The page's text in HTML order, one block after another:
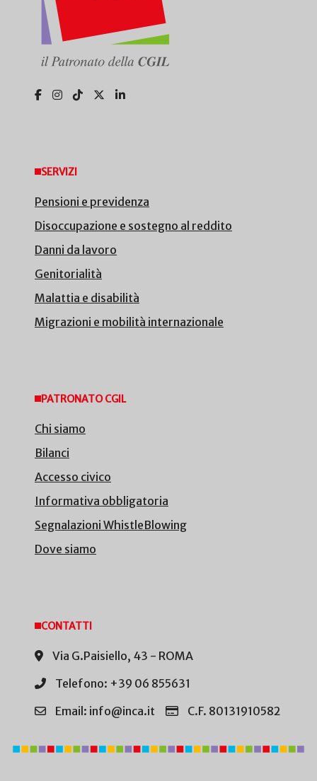
SERVIZI
Pensioni e previdenza
Disoccupazione e sostegno al reddito
Danni da lavoro
Genitorialità
Malattia e disabilità
Migrazioni e mobilità internazionale
PATRONATO CGIL
Chi siamo
Bilanci
Accesso civico
Informativa obbligatoria
Segnalazioni WhistleBlowing
Dove siamo
CONTATTI
Via G.Paisiello, 43 - ROMA
Telefono: +39 06 855631
Email: info@inca.it
C.F. 80131910582